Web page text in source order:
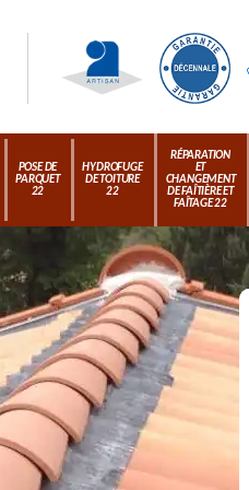
POSE DE
PARQUET
22
HYDROFUGE
DE TOITURE
22
RÉPARATION
ET
CHANGEMENT
DE FAÎTIÈRE ET
FAÎTAGE 22